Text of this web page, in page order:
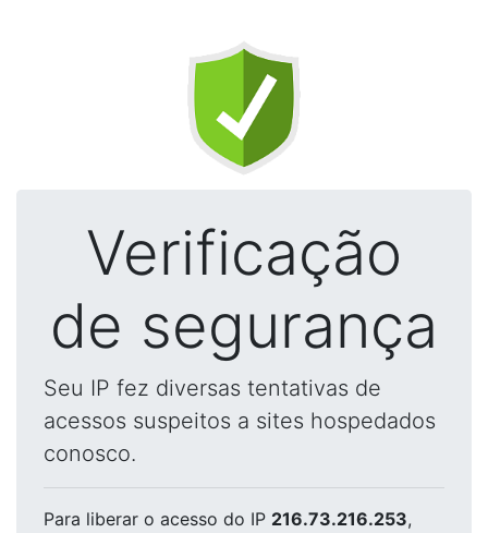
Verificação
de segurança
Seu IP fez diversas tentativas de
acessos suspeitos a sites hospedados
conosco.
Para liberar o acesso do IP 216.73.216.253,